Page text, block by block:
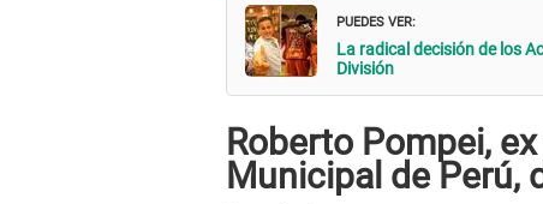
PUEDES VER:
La radical decisión de los
División
Roberto Pompei,
Municipal de Perú,